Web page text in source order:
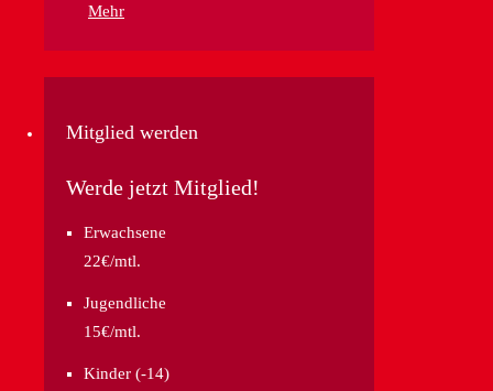
Mehr
Mitglied werden
Werde jetzt Mitglied!
Erwachsene
22€/mtl.
Jugendliche
15€/mtl.
Kinder (-14)